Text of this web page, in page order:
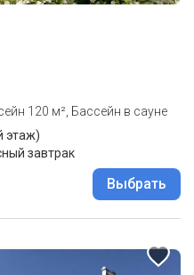
120 м², Бассейн в сауне
этаж)
завтрак
Выбрать